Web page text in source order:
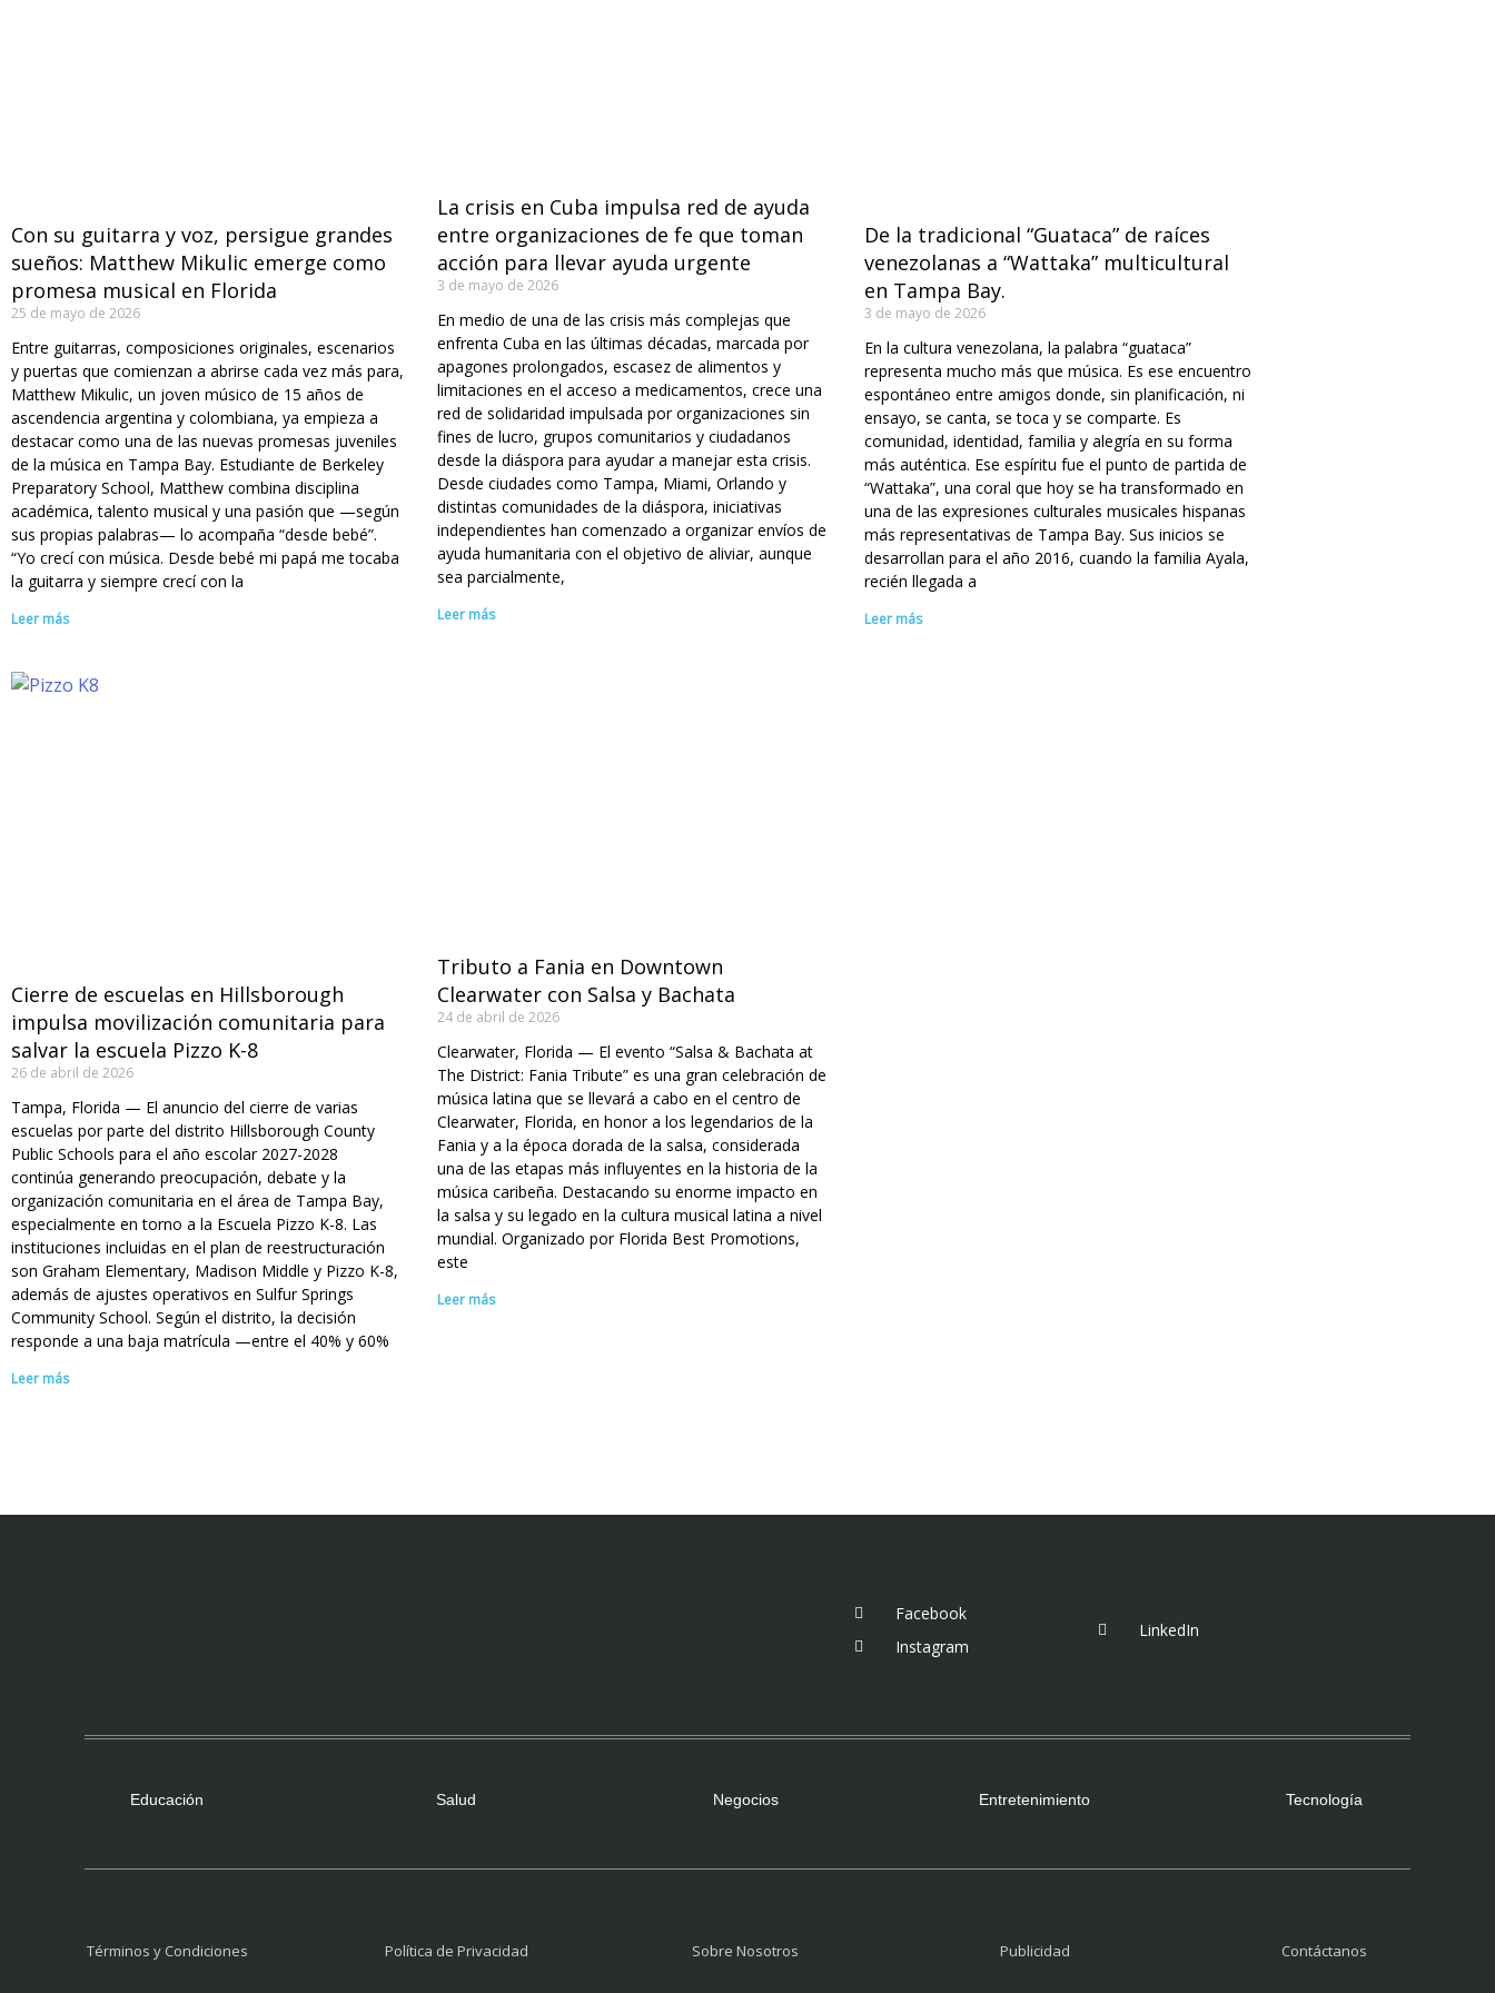
Con su guitarra y voz, persigue grandes
sueños: Matthew Mikulic emerge como
promesa musical en Florida
25 de mayo de 2026
Entre guitarras, composiciones originales, escenarios
y puertas que comienzan a abrirse cada vez más para,
Matthew Mikulic, un joven músico de 15 años de
ascendencia argentina y colombiana, ya empieza a
destacar como una de las nuevas promesas juveniles
de la música en Tampa Bay. Estudiante de Berkeley
Preparatory School, Matthew combina disciplina
académica, talento musical y una pasión que —según
sus propias palabras— lo acompaña “desde bebé”.
“Yo crecí con música. Desde bebé mi papá me tocaba
la guitarra y siempre crecí con la
Leer más
La crisis en Cuba impulsa red de ayuda
entre organizaciones de fe que toman
acción para llevar ayuda urgente
3 de mayo de 2026
En medio de una de las crisis más complejas que
enfrenta Cuba en las últimas décadas, marcada por
apagones prolongados, escasez de alimentos y
limitaciones en el acceso a medicamentos, crece una
red de solidaridad impulsada por organizaciones sin
fines de lucro, grupos comunitarios y ciudadanos
desde la diáspora para ayudar a manejar esta crisis.
Desde ciudades como Tampa, Miami, Orlando y
distintas comunidades de la diáspora, iniciativas
independientes han comenzado a organizar envíos de
ayuda humanitaria con el objetivo de aliviar, aunque
sea parcialmente,
Leer más
De la tradicional “Guataca” de raíces
venezolanas a “Wattaka” multicultural
en Tampa Bay.
3 de mayo de 2026
En la cultura venezolana, la palabra “guataca”
representa mucho más que música. Es ese encuentro
espontáneo entre amigos donde, sin planificación, ni
ensayo, se canta, se toca y se comparte. Es
comunidad, identidad, familia y alegría en su forma
más auténtica. Ese espíritu fue el punto de partida de
“Wattaka”, una coral que hoy se ha transformado en
una de las expresiones culturales musicales hispanas
más representativas de Tampa Bay. Sus inicios se
desarrollan para el año 2016, cuando la familia Ayala,
recién llegada a
Leer más
Cierre de escuelas en Hillsborough
impulsa movilización comunitaria para
salvar la escuela Pizzo K-8
26 de abril de 2026
Tampa, Florida — El anuncio del cierre de varias
escuelas por parte del distrito Hillsborough County
Public Schools para el año escolar 2027-2028
continúa generando preocupación, debate y la
organización comunitaria en el área de Tampa Bay,
especialmente en torno a la Escuela Pizzo K-8. Las
instituciones incluidas en el plan de reestructuración
son Graham Elementary, Madison Middle y Pizzo K-8,
además de ajustes operativos en Sulfur Springs
Community School. Según el distrito, la decisión
responde a una baja matrícula —entre el 40% y 60%
Leer más
Tributo a Fania en Downtown
Clearwater con Salsa y Bachata
24 de abril de 2026
Clearwater, Florida — El evento “Salsa & Bachata at
The District: Fania Tribute” es una gran celebración de
música latina que se llevará a cabo en el centro de
Clearwater, Florida, en honor a los legendarios de la
Fania y a la época dorada de la salsa, considerada
una de las etapas más influyentes en la historia de la
música caribeña. Destacando su enorme impacto en
la salsa y su legado en la cultura musical latina a nivel
mundial. Organizado por Florida Best Promotions,
este
Leer más
Facebook
Instagram
LinkedIn
Educación Salud Negocios Entretenimiento Tecnología
Términos y Condiciones Política de Privacidad Sobre Nosotros Publicidad Contáctanos